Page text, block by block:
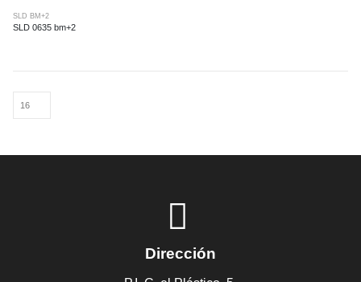
SLD BM+2
SLD 0635 bm+2
Dirección